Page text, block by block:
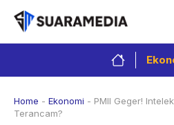
Langsung
isi
Home - Ekonomi - PMII Geger!
Terancam?